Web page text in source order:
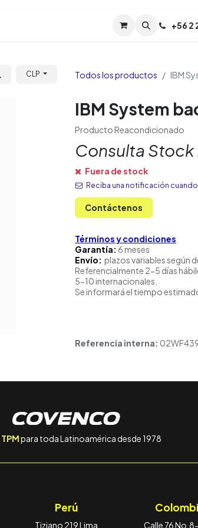
Soporte TPM (CL) +56 2
CLP Todos los productos IBM
IBM System
Producto Reacondicionado
Consulta
Fuera de stock
Reciba una notificación
Contáctenos
Términos y condiciones
Garantía: 6 meses
Envío: plazos variables según
Referencialmente 2-5 días
5-10 internacionales.
Se informará el tiempo
Referencia interna:
TPMpara toda Latinoamérica desde 1978
Perú
Tiziano 219 Lima Calle 76